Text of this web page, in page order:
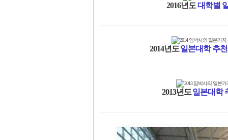
2016년도대학별
2014년도 일본대학 추
2013년도 일본대학